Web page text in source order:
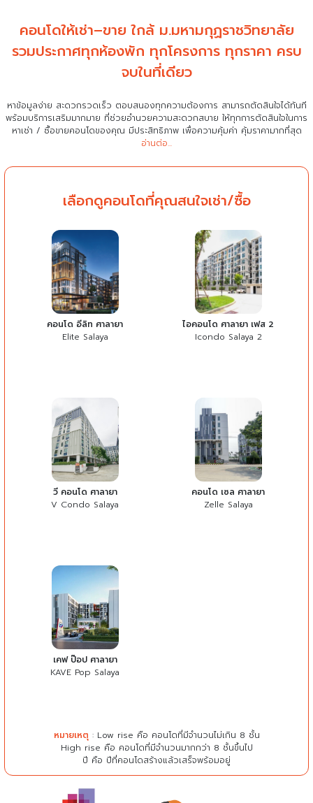
คอนโดให้เช่า–ขาย ใกล้ ม.มหามกุฏราชวิทยาลัย
รวมประกาศทุกห้องพัก ทุกโครงการ ทุกราคา ครบ
จบในที่เดียว
หาข้อมูลง่าย สะดวกรวดเร็ว ตอบสนองทุกความต้องการ สามารถตัดสินใจได้ทันที
พร้อมบริการเสริมมากมาย ที่ช่วยอำนวยความสะดวกสบาย ให้ทุกการตัดสินใจในการ
หาเช่า / ซื้อขายคอนโดของคุณ มีประสิทธิภาพ เพื่อความคุ้มค่า คุ้มราคามากที่สุด
อ่านต่อ...
เลือกดูคอนโดที่คุณสนใจเช่า/ซื้อ
คอนโด อีลิท ศาลายา
Elite Salaya
ไอคอนโด ศาลายา เฟส 2
Icondo Salaya 2
วี คอนโด ศาลายา
V Condo Salaya
คอนโด เซล ศาลายา
Zelle Salaya
เคฟ ป๊อป ศาลายา
KAVE Pop Salaya
หมายเหตุ : Low rise คือ คอนโดที่มีจำนวนไม่เกิน 8 ชั้น
High rise คือ คอนโดที่มีจำนวนมากกว่า 8 ชั้นขึ้นไป
ปี คือ ปีที่คอนโดสร้างแล้วเสร็จพร้อมอยู่